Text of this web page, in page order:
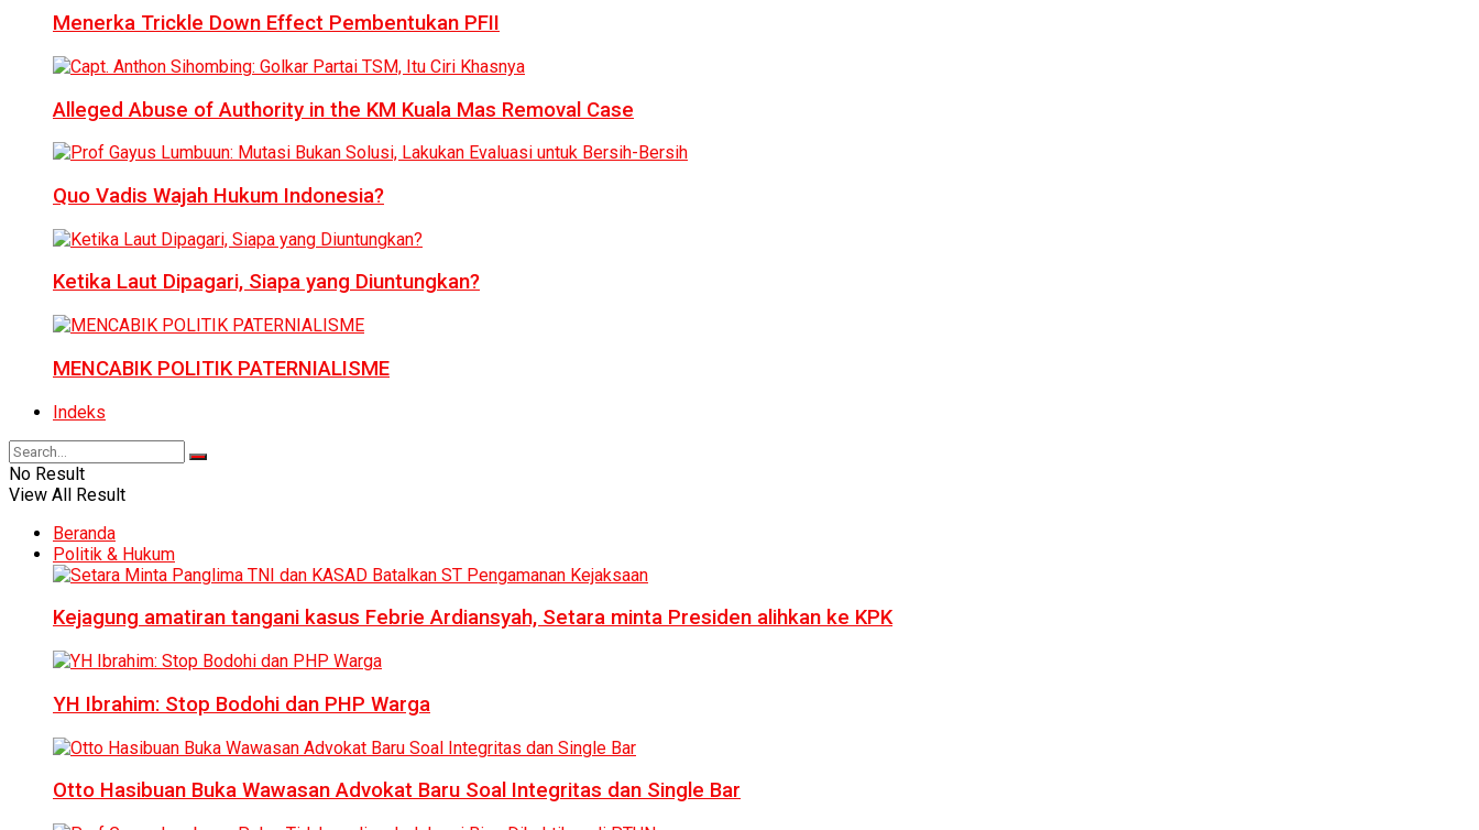
Menerka Trickle Down Effect Pembentukan PFII
Alleged Abuse of Authority in the KM Kuala Mas Removal Case
Quo Vadis Wajah Hukum Indonesia?
Ketika Laut Dipagari, Siapa yang Diuntungkan?
MENCABIK POLITIK PATERNIALISME
Indeks
No Result
View All Result
Beranda
Politik & Hukum
Kejagung amatiran tangani kasus Febrie Ardiansyah, Setara minta Presiden alihkan ke KPK
YH Ibrahim: Stop Bodohi dan PHP Warga
Otto Hasibuan Buka Wawasan Advokat Baru Soal Integritas dan Single Bar